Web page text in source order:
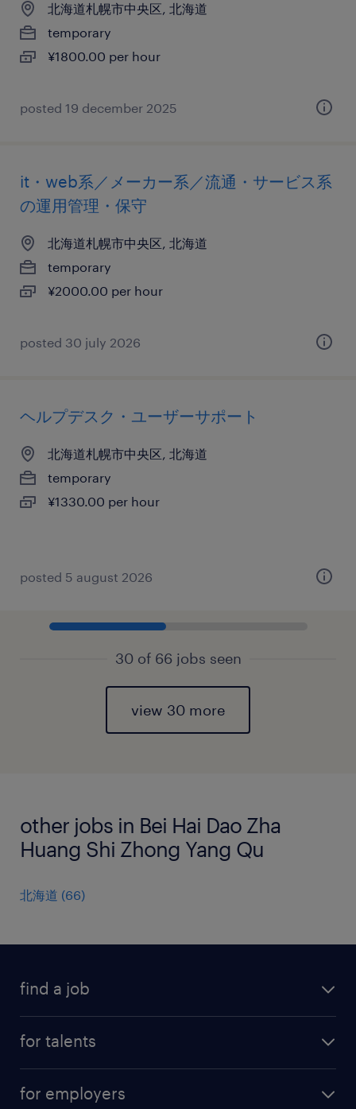
北海道札幌市中央区, 北海道
temporary
¥1800.00 per hour
posted 19 december 2025
it・web系／メーカー系／流通・サービス系
の運用管理・保守
北海道札幌市中央区, 北海道
temporary
¥2000.00 per hour
posted 30 july 2026
ヘルプデスク・ユーザーサポート
北海道札幌市中央区, 北海道
temporary
¥1330.00 per hour
posted 5 august 2026
30 of 66 jobs seen
view 30 more
other jobs in Bei Hai Dao Zha
Huang Shi Zhong Yang Qu
北海道 (66)
find a job
for talents
for employers